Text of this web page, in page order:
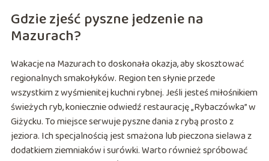
Gdzie zjeść pyszne jedzenie na
Mazurach?
Wakacje na Mazurach to doskonała okazja, aby skosztować
regionalnych smakołyków. Region ten słynie przede
wszystkim z wyśmienitej kuchni rybnej. Jeśli jesteś miłośnikiem
świeżych ryb, koniecznie odwiedź restaurację „Rybaczówka” w
Giżycku. To miejsce serwuje pyszne dania z rybą prosto z
jeziora. Ich specjalnością jest smażona lub pieczona sielawa z
dodatkiem ziemniaków i surówki. Warto również spróbować